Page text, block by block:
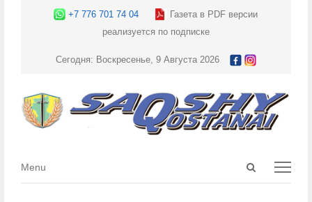
+7 776 701 74 04
Газета в PDF версии
реализуется по подписке
Сегодня: Воскресенье, 9 Августа 2026
Open
Menu
Menu